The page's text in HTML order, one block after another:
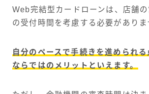
Web完結型カードローンは、店舗
の受付時間を考慮する必要がありま
自分のペースで手続きを進められ
ならではのメリットといえます。